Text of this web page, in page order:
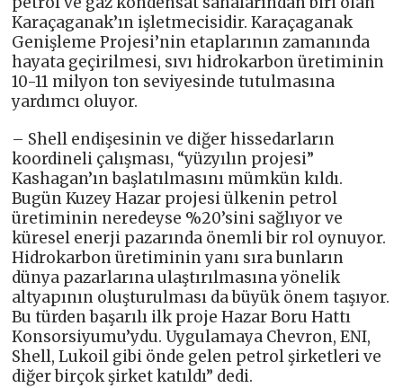
Karaçaganak’ın işletmecisidir. Karaçaganak
Genişleme Projesi’nin etaplarının zamanında
hayata geçirilmesi, sıvı hidrokarbon üretiminin
10-11 milyon ton seviyesinde tutulmasına
yardımcı oluyor.
– Shell endişesinin ve diğer hissedarların
koordineli çalışması, “yüzyılın projesi”
Kashagan’ın başlatılmasını mümkün kıldı.
Bugün Kuzey Hazar projesi ülkenin petrol
üretiminin neredeyse %20’sini sağlıyor ve
küresel enerji pazarında önemli bir rol oynuyor.
Hidrokarbon üretiminin yanı sıra bunların
dünya pazarlarına ulaştırılmasına yönelik
altyapının oluşturulması da büyük önem taşıyor.
Bu türden başarılı ilk proje Hazar Boru Hattı
Konsorsiyumu’ydu. Uygulamaya Chevron, ENI,
Shell, Lukoil gibi önde gelen petrol şirketleri ve
diğer birçok şirket katıldı” dedi.